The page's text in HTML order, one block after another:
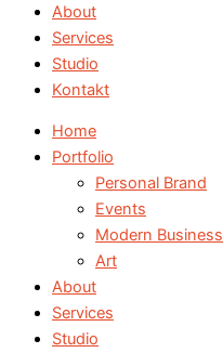
About
Services
Studio
Kontakt
Home
Portfolio
Personal Brand
Events
Modern Business
Art
About
Services
Studio